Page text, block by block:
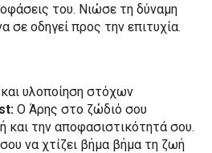
του. Νιώσε τη δύναμη
σε οδηγεί προς την επιτυχία.
υλοποίηση στόχων
Ο Άρης στο ζώδιό σου
και την αποφασιστικότητά σου.
να χτίζει βήμα βήμα τη ζωή